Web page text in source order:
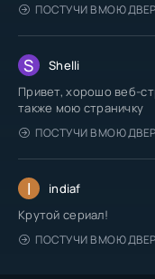
ПОСТУЧИ В МОЮ
S Shelli
Привет, хорошо веб-
также мою страничку
ПОСТУЧИ В МОЮ
I indiaf
Крутой сериал!
ПОСТУЧИ В МОЮ